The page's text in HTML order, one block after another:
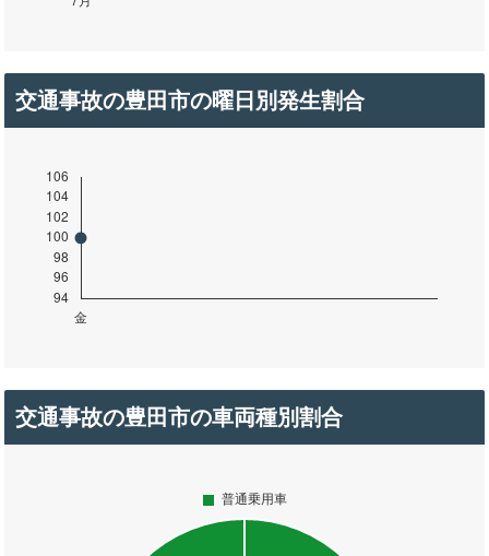
交通事故の豊田市の曜日別発生割合
交通事故の豊田市の車両種別割合